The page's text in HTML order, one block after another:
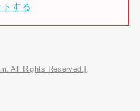
する
All Rights Reserved.]